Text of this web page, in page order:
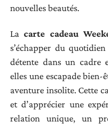
nouvelles beautés.
Lacarte cadeau
s’échapper du
détente dans un cadre
elles une escapade
aventure insolite. Cette
et d’apprécier une
relation unique, un